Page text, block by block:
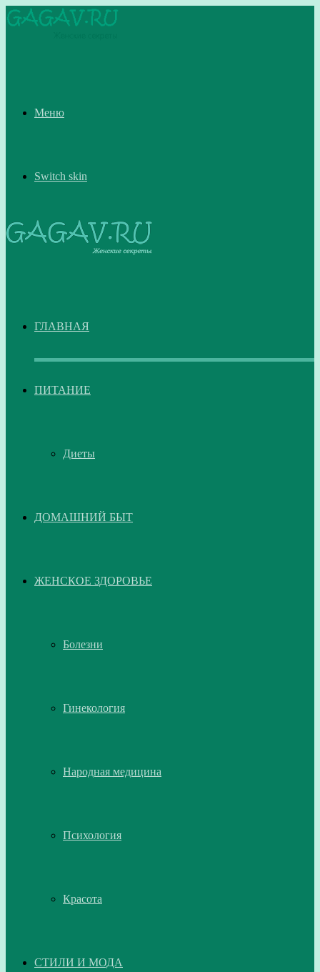
Меню
Switch skin
ГЛАВНАЯ
ПИТАНИЕ
Диеты
ДОМАШНИЙ БЫТ
ЖЕНСКОЕ ЗДОРОВЬЕ
Болезни
Гинекология
Народная медицина
Психология
Красота
СТИЛИ И МОДА